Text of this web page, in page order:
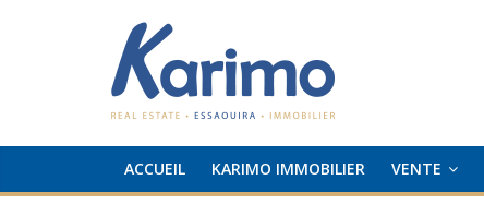
ACCUEIL KARIMO IMMOBILIER VENTE